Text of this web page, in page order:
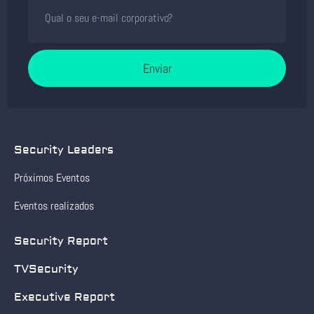
Enviar
Security Leaders
Próximos Eventos
Eventos realizados
Security Report
TVSecurity
Executive Report